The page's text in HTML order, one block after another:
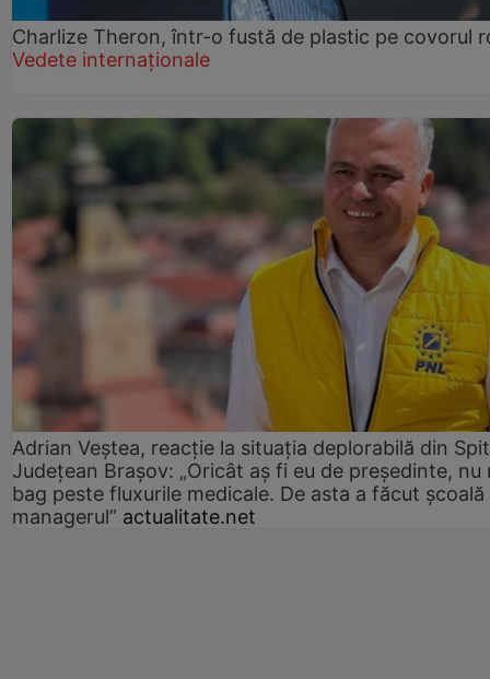
Charlize Theron, într-o fustă de plastic pe covorul
Vedete internaționale
Adrian Veștea, reacție la situația deplorabilă din
Județean Brașov: „Oricât aș fi eu de președinte, nu
bag peste fluxurile medicale. De asta a făcut școală
managerul” actualitate.net